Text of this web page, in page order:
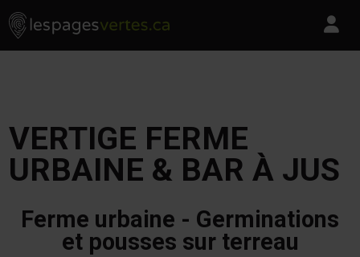
Skip to content
Les Pages Vertes - Go to homepage
VERTIGE FERME
URBAINE & BAR À JUS
Ferme urbaine - Germinations
et pousses sur terreau